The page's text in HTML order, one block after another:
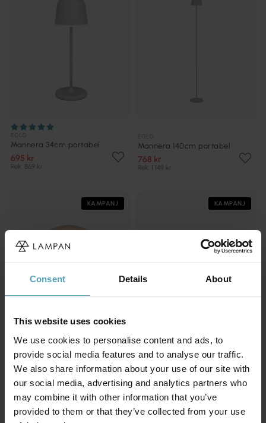
Consent Details About
This website uses cookies
We use cookies to personalise content and ads, to
provide social media features and to analyse our traffic.
We also share information about your use of our site with
our social media, advertising and analytics partners who
may combine it with other information that you’ve
provided to them or that they’ve collected from your use
Mannera 34cm portabel
695 kr
Rek. 869 kr
Mannera 140cm portabel
768 kr
Rek. 1 149 kr
KAMPANJ
BRILLIANT
Erik 22cm portabel
351 kr
Rek. 439 kr
KAMPANJ
LEITMOTIV
Phoebe LED 26cm portabel
751 kr
Rek. 939 kr